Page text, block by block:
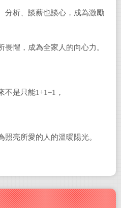
分析、談薪也談心，成為激勵
懼，成為全家人的向心力。
是只能1+1=1，
照亮所愛的人的溫暖陽光。